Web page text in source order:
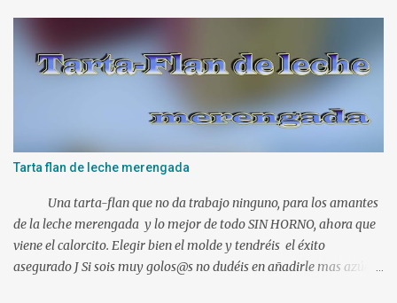
a
r
i
Tarta flan de leche merengada
Una tarta-flan que no da trabajo ninguno, para los amantes
de la leche merengada y lo mejor de todo SIN HORNO, ahora que
viene el calorcito. Elegir bien el molde y tendréis el éxito
asegurado J Si sois muy golos@s no dudéis en añadirle mas azúcar.